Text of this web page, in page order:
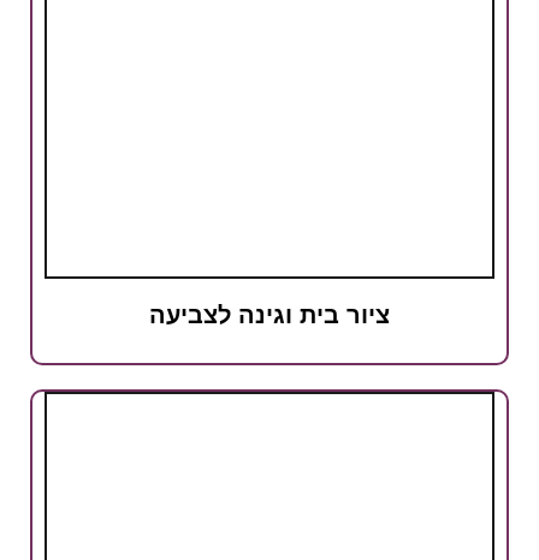
ציור בית וגינה לצביעה